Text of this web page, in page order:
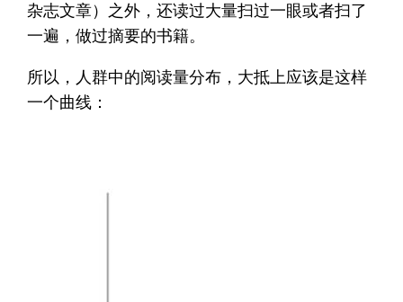
杂志文章）之外，还读过大量扫过一眼或者扫了
一遍，做过摘要的书籍。
所以，人群中的阅读量分布，大抵上应该是这样
一个曲线：